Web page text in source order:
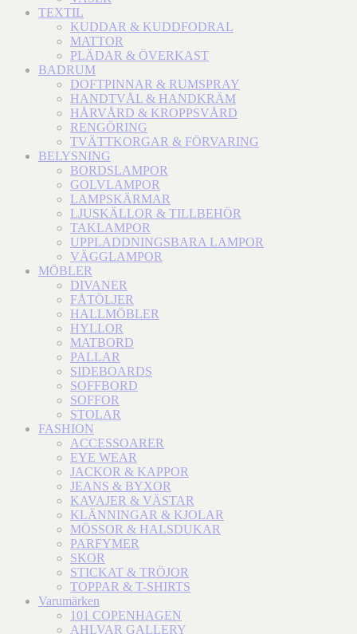
TEXTIL
KUDDAR & KUDDFODRAL
MATTOR
PLÄDAR & ÖVERKAST
BADRUM
DOFTPINNAR & RUMSPRAY
HANDTVÅL & HANDKRÄM
HÅRVÅRD & KROPPSVÅRD
RENGÖRING
TVÄTTKORGAR & FÖRVARING
BELYSNING
BORDSLAMPOR
GOLVLAMPOR
LAMPSKÄRMAR
LJUSKÄLLOR & TILLBEHÖR
TAKLAMPOR
UPPLADDNINGSBARA LAMPOR
VÄGGLAMPOR
MÖBLER
DIVANER
FÅTÖLJER
HALLMÖBLER
HYLLOR
MATBORD
PALLAR
SIDEBOARDS
SOFFBORD
SOFFOR
STOLAR
FASHION
ACCESSOARER
EYE WEAR
JACKOR & KAPPOR
JEANS & BYXOR
KAVAJER & VÄSTAR
KLÄNNINGAR & KJOLAR
MÖSSOR & HALSDUKAR
PARFYMER
SKOR
STICKAT & TRÖJOR
TOPPAR & T-SHIRTS
Varumärken
101 COPENHAGEN
AHLVAR GALLERY